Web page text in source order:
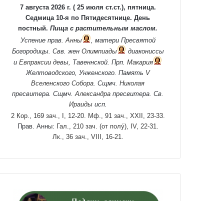
7 августа 2026 г. ( 25 июля ст.ст.), пятница.
Седмица 10-я по Пятидесятнице. День
постный.Пища с растительным маслом.
Успение прав.Анны
, матери Пресвятой
Богородицы. Свв. жен Олимпиады
диакониссы
иЕвпраксии девы, Тавеннской. Прп.Макария
Желтоводского, Унженского. Память V
Вселенского Собора. Сщмч.Николая
пресвитера. Сщмч.Александра пресвитера. Св.
Ираидыисп.
2 Кор., 169 зач., I, 12-20. Мф., 91 зач., XXII, 23-33.
Прав. Анны: Гал., 210 зач. (от полу́), IV, 22-31.
Лк., 36 зач., VIII, 16-21.